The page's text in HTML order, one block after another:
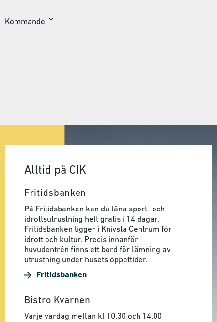
Kommande
Alltid på CIK
Fritidsbanken
På Fritidsbanken kan du låna sport- och
idrottsutrustning helt gratis i 14 dagar.
Fritidsbanken ligger i Knivsta Centrum för
idrott och kultur. Precis innanför
huvudentrén finns ett bord för lämning av
utrustning under husets öppettider.
Fritidsbanken
Bistro Kvarnen
Varje vardag mellan kl 10.30 och 14.00